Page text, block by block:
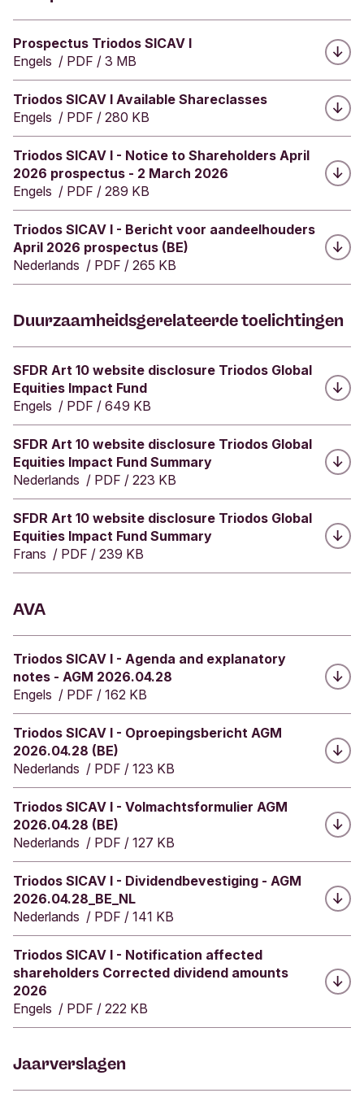
kwartaal of jaar.
Downloaden:
Prospectus Triodos SICAV I
Engels / PDF / 3 MB
Downloaden:
Triodos SICAV I Available Shareclasses
Engels / PDF / 280 KB
Downloaden:
Triodos SICAV I - Notice to Shareholders April
2026 prospectus - 2 March 2026
Engels / PDF / 289 KB
Downloaden:
Triodos SICAV I - Bericht voor aandeelhouders
April 2026 prospectus (BE)
Nederlands / PDF / 265 KB
Duurzaamheidsgerelateerde toelichtingen
Downloaden:
SFDR Art 10 website disclosure Triodos Global
Equities Impact Fund
Engels / PDF / 649 KB
Downloaden:
SFDR Art 10 website disclosure Triodos Global
Equities Impact Fund Summary
Nederlands / PDF / 223 KB
Downloaden:
SFDR Art 10 website disclosure Triodos Global
Equities Impact Fund Summary
Frans / PDF / 239 KB
AVA
Downloaden:
Triodos SICAV I - Agenda and explanatory
notes - AGM 2026.04.28
Engels / PDF / 162 KB
Downloaden:
Triodos SICAV I - Oproepingsbericht AGM
2026.04.28 (BE)
Nederlands / PDF / 123 KB
Downloaden:
Triodos SICAV I - Volmachtsformulier AGM
2026.04.28 (BE)
Nederlands / PDF / 127 KB
Downloaden:
Triodos SICAV I - Dividendbevestiging - AGM
2026.04.28_BE_NL
Nederlands / PDF / 141 KB
Downloaden:
Triodos SICAV I - Notification affected
shareholders Corrected dividend amounts
2026
Engels / PDF / 222 KB
Jaarverslagen